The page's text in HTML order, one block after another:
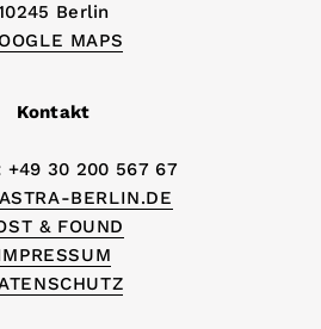
Berlin
MAPS
Kontakt
+49 30 200 567 67
BERLIN.DE
& FOUND